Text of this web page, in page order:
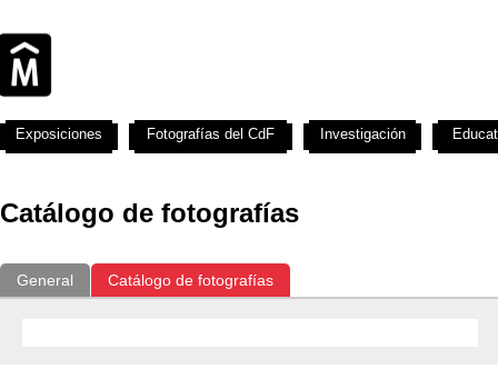
Catálogo de fotografías
General Catálogo de fotografías
Exposiciones Fotografías del CdF Investigación